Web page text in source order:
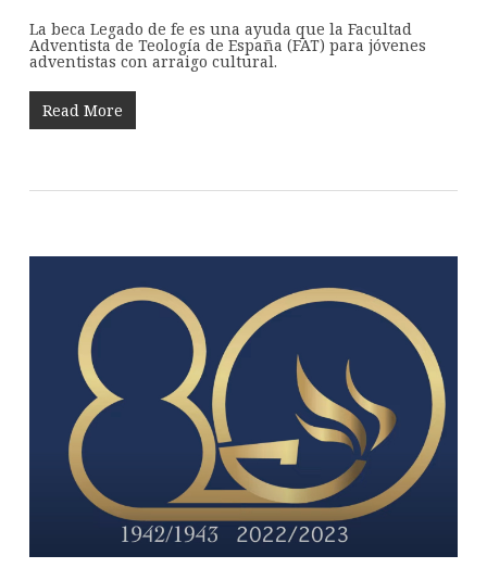
La beca Legado de fe es una ayuda que la Facultad
Adventista de Teología de España (FAT) para jóvenes
adventistas con arraigo cultural.
Read More